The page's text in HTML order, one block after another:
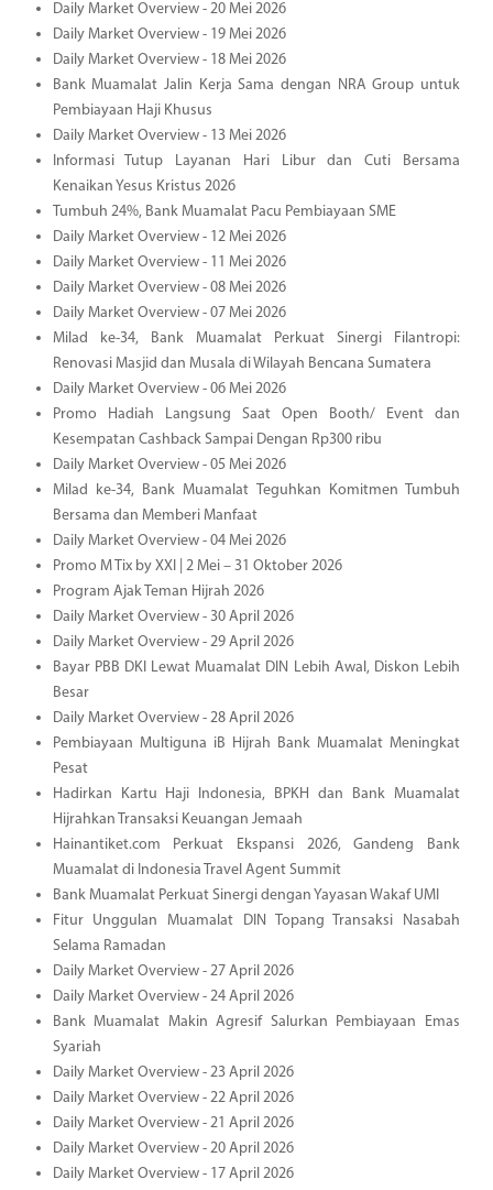
Daily Market Overview - 20 Mei 2026
Daily Market Overview - 19 Mei 2026
Daily Market Overview - 18 Mei 2026
Bank Muamalat Jalin Kerja Sama dengan NRA Group untuk
Pembiayaan Haji Khusus
Daily Market Overview - 13 Mei 2026
Informasi Tutup Layanan Hari Libur dan Cuti Bersama
Kenaikan Yesus Kristus 2026
Tumbuh 24%, Bank Muamalat Pacu Pembiayaan SME
Daily Market Overview - 12 Mei 2026
Daily Market Overview - 11 Mei 2026
Daily Market Overview - 08 Mei 2026
Daily Market Overview - 07 Mei 2026
Milad ke-34, Bank Muamalat Perkuat Sinergi Filantropi:
Renovasi Masjid dan Musala di Wilayah Bencana Sumatera
Daily Market Overview - 06 Mei 2026
Promo Hadiah Langsung Saat Open Booth/ Event dan
Kesempatan Cashback Sampai Dengan Rp300 ribu
Daily Market Overview - 05 Mei 2026
Milad ke-34, Bank Muamalat Teguhkan Komitmen Tumbuh
Bersama dan Memberi Manfaat
Daily Market Overview - 04 Mei 2026
Promo M Tix by XXI | 2 Mei – 31 Oktober 2026
Program Ajak Teman Hijrah 2026
Daily Market Overview - 30 April 2026
Daily Market Overview - 29 April 2026
Bayar PBB DKI Lewat Muamalat DIN Lebih Awal, Diskon Lebih
Besar
Daily Market Overview - 28 April 2026
Pembiayaan Multiguna iB Hijrah Bank Muamalat Meningkat
Pesat
Hadirkan Kartu Haji Indonesia, BPKH dan Bank Muamalat
Hijrahkan Transaksi Keuangan Jemaah
Hainantiket.com Perkuat Ekspansi 2026, Gandeng Bank
Muamalat di Indonesia Travel Agent Summit
Bank Muamalat Perkuat Sinergi dengan Yayasan Wakaf UMI
Fitur Unggulan Muamalat DIN Topang Transaksi Nasabah
Selama Ramadan
Daily Market Overview - 27 April 2026
Daily Market Overview - 24 April 2026
Bank Muamalat Makin Agresif Salurkan Pembiayaan Emas
Syariah
Daily Market Overview - 23 April 2026
Daily Market Overview - 22 April 2026
Daily Market Overview - 21 April 2026
Daily Market Overview - 20 April 2026
Daily Market Overview - 17 April 2026